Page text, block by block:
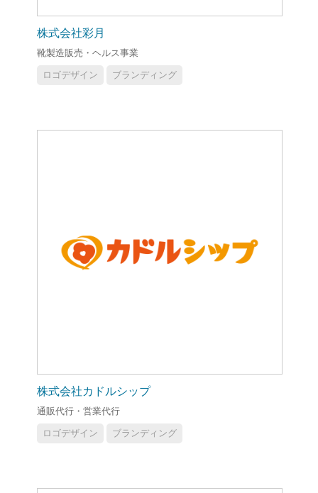
株式会社彩月
靴製造販売・ヘルス事業
ロゴデザイン ブランディング
株式会社カドルシップ
通販代行・営業代行
ロゴデザイン ブランディング